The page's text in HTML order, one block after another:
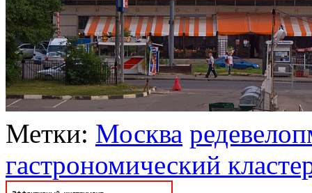
Метки: Москва
гастрономический